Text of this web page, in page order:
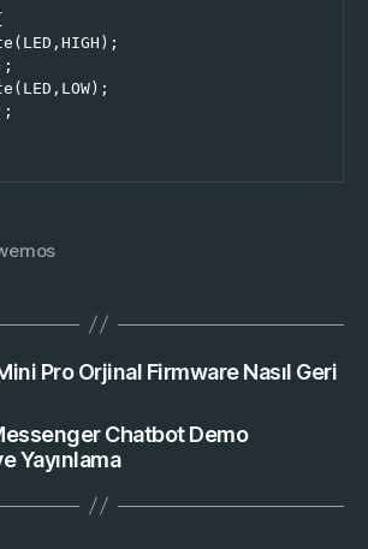
Pro Orjinal Firmware Nasıl Geri
Chatbot Demo
Yayınlama